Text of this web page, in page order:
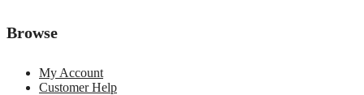
Browse
My Account
Customer Help